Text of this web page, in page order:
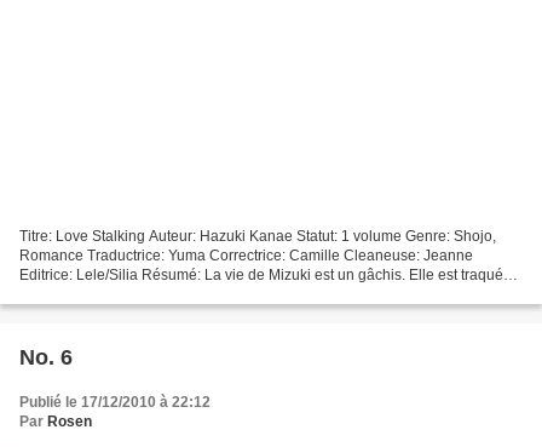
Titre: Love Stalking Auteur: Hazuki Kanae Statut: 1 volume Genre: Shojo,
Romance Traductrice: Yuma Correctrice: Camille Cleaneuse: Jeanne
Editrice: Lele/Silia Résumé: La vie de Mizuki est un gâchis. Elle est traquée
No. 6
Publié le 17/12/2010 à 22:12
Par Rosen